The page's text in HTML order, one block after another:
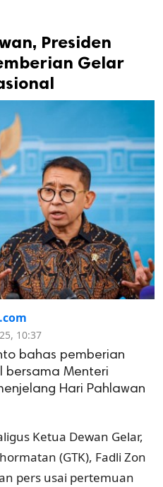
Presiden
Gelar
10:37
bahas pemberian
bersama Menteri
Hari Pahlawan
Ketua Dewan Gelar,
(GTK), Fadli Zon
pers usai pertemuan